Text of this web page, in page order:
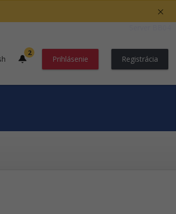
2
Prihlásenie Registrácia